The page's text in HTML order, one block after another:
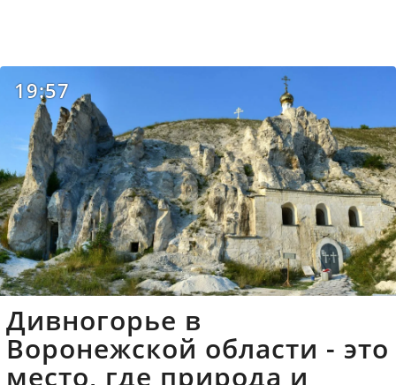
19:57
Дивногорье в
Воронежской области - это
место, где природа и